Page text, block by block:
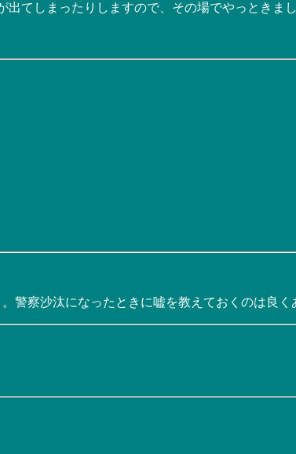
てしまったりしますので、その場でやっときまし
警察沙汰になったときに嘘を教えておくのは良く